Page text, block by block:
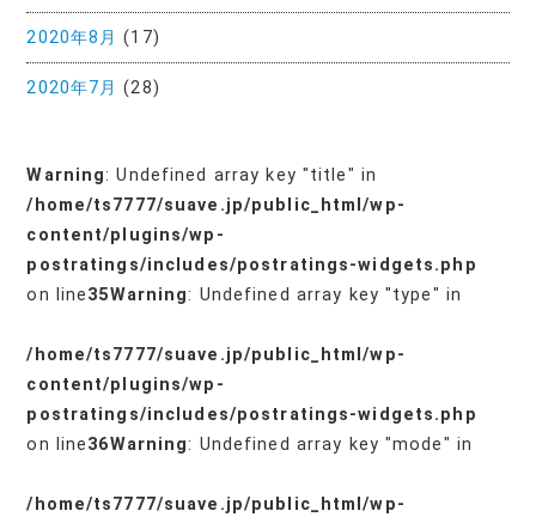
2020年8月 (17)
2020年7月 (28)
Warning: Undefined array key "title" in
/home/ts7777/suave.jp/public_html/wp-
content/plugins/wp-
postratings/includes/postratings-widgets.php
on line35Warning: Undefined array key "type" in
/home/ts7777/suave.jp/public_html/wp-
content/plugins/wp-
postratings/includes/postratings-widgets.php
on line36Warning: Undefined array key "mode" in
/home/ts7777/suave.jp/public_html/wp-